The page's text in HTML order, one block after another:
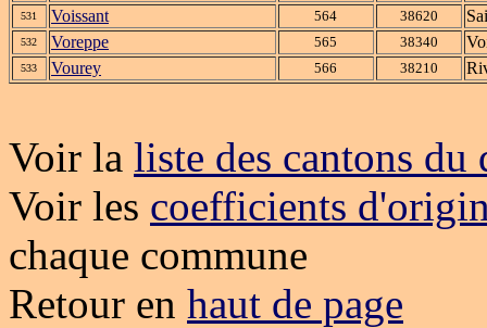
531 Voissant 564 38620
532 Voreppe 565 38340
533 Vourey 566 38210
Voir la liste des cantons du
Voir les coefficients
chaque commune
Retour en haut de page